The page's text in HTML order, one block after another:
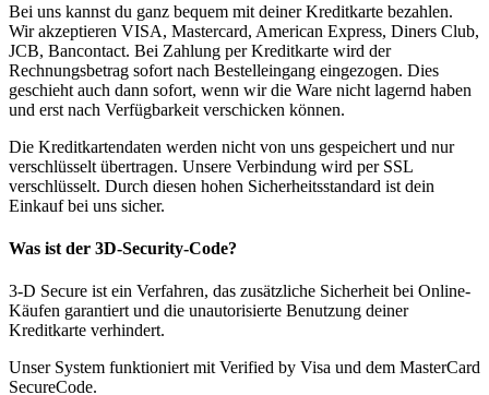
Bei uns kannst du ganz bequem mit deiner Kreditkarte bezahlen.
Wir akzeptieren VISA, Mastercard, American Express, Diners Club,
JCB, Bancontact. Bei Zahlung per Kreditkarte wird der
Rechnungsbetrag sofort nach Bestelleingang eingezogen. Dies
geschieht auch dann sofort, wenn wir die Ware nicht lagernd haben
und erst nach Verfügbarkeit verschicken können.
Die Kreditkartendaten werden nicht von uns gespeichert und nur
verschlüsselt übertragen. Unsere Verbindung wird per SSL
verschlüsselt. Durch diesen hohen Sicherheitsstandard ist dein
Einkauf bei uns sicher.
Was ist dеr 3D-Security-Code?
3-D Secure ist ein Verfahren, das zusätzliche Sicherheit bei Online-
Käufen garantiert und die unautorisierte Benutzung deiner
Kreditkarte verhindert.
Unser System funktioniert mit Verified by Visa und dem MasterCard
SecureCode.